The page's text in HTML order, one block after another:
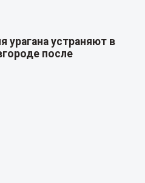
урагана устраняют в
после